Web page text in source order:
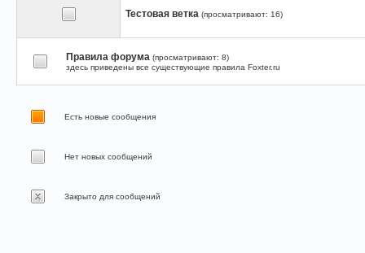
Тестовая ветка (просматривают: 16)
Правила форума (просматривают: 8)
здесь приведены все существующие правила Foxter.ru
Есть новые сообщения
Нет новых сообщений
Закрыто для сообщений